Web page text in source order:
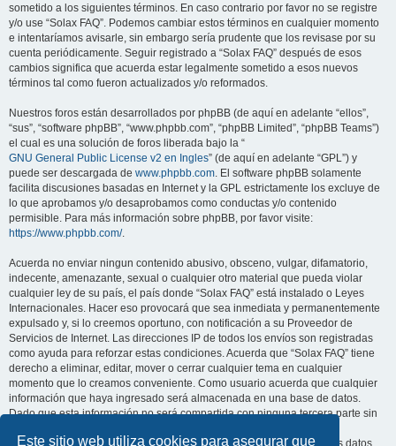
Este sitio web utiliza cookies para asegurar que
sometido a los siguientes términos. En caso contrario por favor no se registre
y/o use “Solax FAQ”. Podemos cambiar estos términos en cualquier momento
e intentaríamos avisarle, sin embargo sería prudente que los revisase por su
cuenta periódicamente. Seguir registrado a “Solax FAQ” después de esos
cambios significa que acuerda estar legalmente sometido a esos nuevos
términos tal como fueron actualizados y/o reformados.
Nuestros foros están desarrollados por phpBB (de aquí en adelante “ellos”,
“sus”, “software phpBB”, “www.phpbb.com”, “phpBB Limited”, “phpBB Teams”)
el cual es una solución de foros liberada bajo la “
GNU General Public License v2 en Ingles” (de aquí en adelante “GPL”) y
puede ser descargada de www.phpbb.com. El software phpBB solamente
facilita discusiones basadas en Internet y la GPL estrictamente los excluye de
lo que aprobamos y/o desaprobamos como conductas y/o contenido
permisible. Para más información sobre phpBB, por favor visite:
https://www.phpbb.com/.
Acuerda no enviar ningun contenido abusivo, obsceno, vulgar, difamatorio,
indecente, amenazante, sexual o cualquier otro material que pueda violar
cualquier ley de su país, el país donde “Solax FAQ” está instalado o Leyes
Internacionales. Hacer eso provocará que sea inmediata y permanentemente
expulsado y, si lo creemos oportuno, con notificación a su Proveedor de
Servicios de Internet. Las direcciones IP de todos los envíos son registradas
como ayuda para reforzar estas condiciones. Acuerda que “Solax FAQ” tiene
derecho a eliminar, editar, mover o cerrar cualquier tema en cualquier
momento que lo creamos conveniente. Como usuario acuerda que cualquier
información que haya ingresado será almacenada en una base de datos.
Dado que esta información no será compartida con ninguna tercera parte sin
responsables por cualquier intento de hacking que conlleve a que los datos